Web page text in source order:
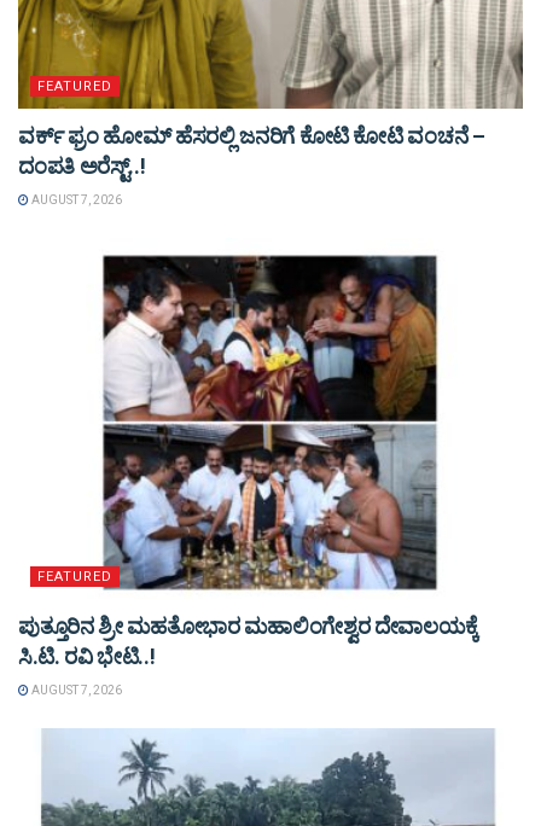
FEATURED
ವರ್ಕ್ ಫ್ರಂ ಹೋಮ್ ಹೆಸರಲ್ಲಿ ಜನರಿಗೆ ಕೋಟಿ ಕೋಟಿ ವಂಚನೆ –
ದಂಪತಿ ಅರೆಸ್ಟ್..!
AUGUST 7, 2026
FEATURED
ಪುತ್ತೂರಿನ ಶ್ರೀ ಮಹತೋಭಾರ ಮಹಾಲಿಂಗೇಶ್ವರ ದೇವಾಲಯಕ್ಕೆ
ಸಿ.ಟಿ. ರವಿ ಭೇಟಿ..!
AUGUST 7, 2026